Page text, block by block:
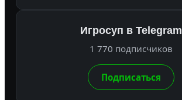
Игросуп в Telegram
1 770 подписчиков
Подписаться